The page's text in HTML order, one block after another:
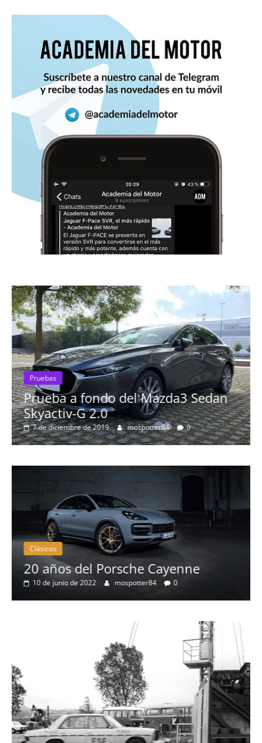
a fondo del Mazda3 Sedan
G 2.0
7 de diciembre de 2019 mospotter84 0
más
8 de
Clásicos
20 años del Porsche Cayenne
10 de junio de 2022 mospotter84